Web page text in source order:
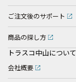
ご注文後のサポート
商品の探し方
トラスコ中山について
会社概要